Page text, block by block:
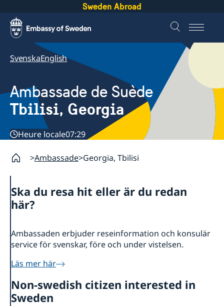
Sweden Abroad
SvenskaEnglish
Ambassade de Suède
Tbilisi, Georgia
Heure locale07:29
Ambassade Georgia, Tbilisi
Ska du resa hit eller är du redan
här?
Ambassaden erbjuder reseinformation och konsulär
service för svenskar, före och under vistelsen.
Läs mer här
Non-swedish citizen interested in
Sweden